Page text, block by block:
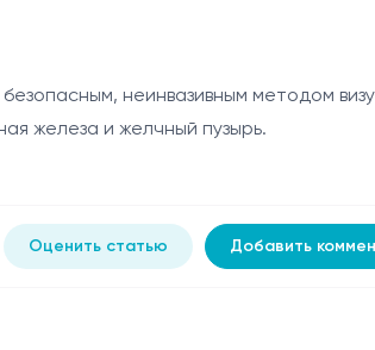
неинвазивным методом
железа и желчный пузырь.
Оценить статью Добавить